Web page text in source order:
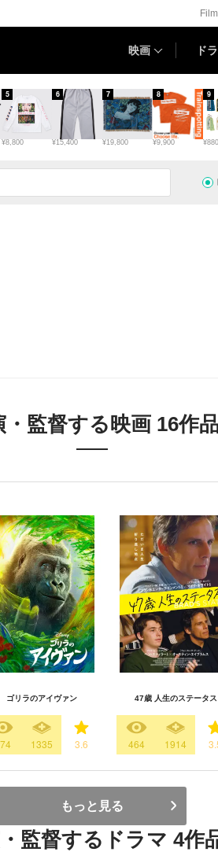
映画 ド
¥8,800
5
¥15,400
6
¥19,800
7
¥9,900
8
¥880
9
・監督する映画 16作
ゴリラのアイヴァン
1335 3.6
47歳 人生のステータス
464 1914
もっと見る
監督するドラマ 4作